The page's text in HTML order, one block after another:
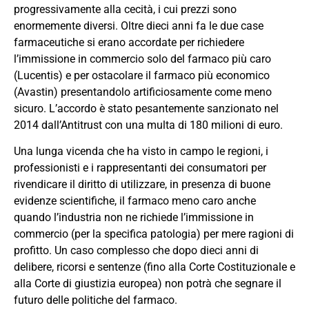
progressivamente alla cecità, i cui prezzi sono
enormemente diversi. Oltre dieci anni fa le due case
farmaceutiche si erano accordate per richiedere
l’immissione in commercio solo del farmaco più caro
(Lucentis) e per ostacolare il farmaco più economico
(Avastin) presentandolo artificiosamente come meno
sicuro. L’accordo è stato pesantemente sanzionato nel
2014 dall’Antitrust con una multa di 180 milioni di euro.
Una lunga vicenda che ha visto in campo le regioni, i
professionisti e i rappresentanti dei consumatori per
rivendicare il diritto di utilizzare, in presenza di buone
evidenze scientifiche, il farmaco meno caro anche
quando l’industria non ne richiede l’immissione in
commercio (per la specifica patologia) per mere ragioni di
profitto. Un caso complesso che dopo dieci anni di
delibere, ricorsi e sentenze (fino alla Corte Costituzionale e
alla Corte di giustizia europea) non potrà che segnare il
futuro delle politiche del farmaco.